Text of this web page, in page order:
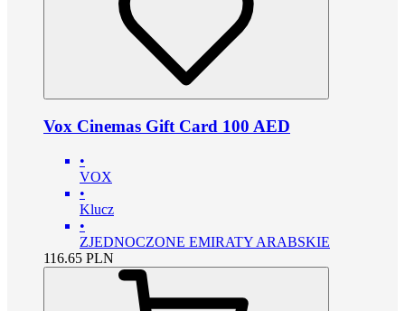
Vox Cinemas Gift Card 100 AED
•
VOX
•
Klucz
•
ZJEDNOCZONE EMIRATY ARABSKIE
116.65 PLN